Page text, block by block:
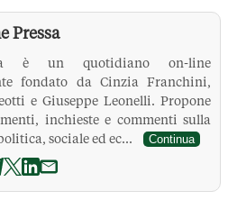
Pressa
è un quotidiano on-line
fondato da Cinzia Franchini,
e Giuseppe Leonelli. Propone
inchieste e commenti sulla
sociale ed ec...
Continua